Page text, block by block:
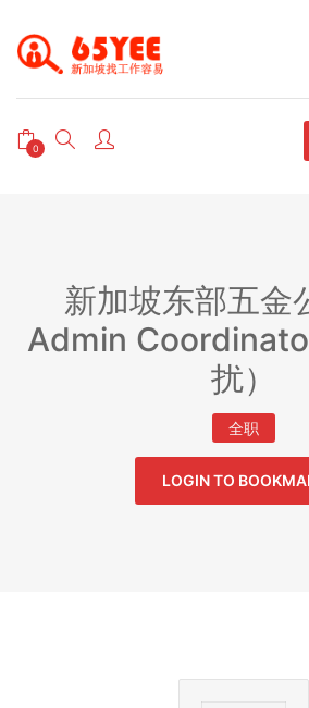
0
新加坡东部五金
Admin
扰）
全职
LOGIN TO